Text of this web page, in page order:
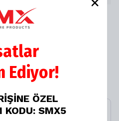
%20 İNDİRİMİ
1
KİTİ NET %20 İNDİRİMLİ
Hızlı ve
Ediyor!
ÖZEL
KODU: SMX5